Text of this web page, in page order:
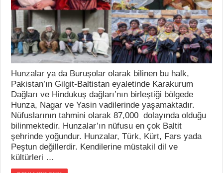
Hunzalar ya da Buruşolar olarak bilinen bu halk,
Pakistan’ın Gilgit-Baltistan eyaletinde Karakurum
Dağları ve Hindukuş dağları’nın birleştiği bölgede
Hunza, Nagar ve Yasin vadilerinde yaşamaktadır.
Nüfuslarının tahmini olarak 87,000 dolayında olduğu
bilinmektedir. Hunzalar’ın nüfusu en çok Baltit
şehrinde yoğundur. Hunzalar, Türk, Kürt, Fars yada
Peştun değillerdir. Kendilerine müstakil dil ve
kültürleri …